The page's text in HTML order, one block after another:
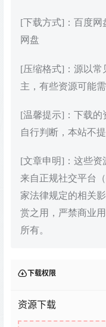
[下载方式]：百度网
网盘
[压缩格式]：源以常
主，有些资源可能
[温馨提示]：下载的
自行判断，本站不
[文章申明]：这些资
来自正规社交平台
家法律规定的相关
赏之用，严禁商业
所有。
下载权限
资源下载